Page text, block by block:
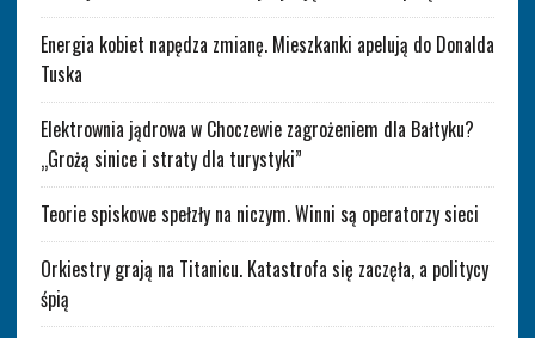
Energia kobiet napędza zmianę. Mieszkanki apelują do Donalda
Tuska
Elektrownia jądrowa w Choczewie zagrożeniem dla Bałtyku?
„Grożą sinice i straty dla turystyki”
Teorie spiskowe spełzły na niczym. Winni są operatorzy sieci
Orkiestry grają na Titanicu. Katastrofa się zaczęła, a politycy
śpią